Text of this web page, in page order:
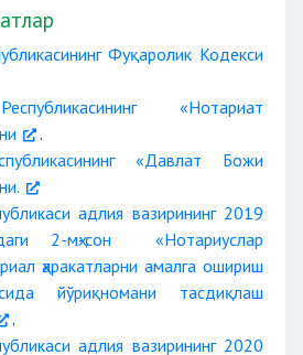
Фуқаролик Кодекси
«Нотариат
.
«Давлат Божи
адлия вазирининг 2019
2-мҳ-сон «Нотариуслар
ҳаракатларни амалга ошириш
йўриқномани тасдиқлаш
.
адлия вазирининг 2020